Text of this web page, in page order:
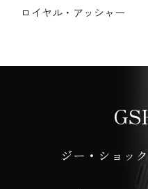
ロイヤル・アッシャー
ジー・ショッ